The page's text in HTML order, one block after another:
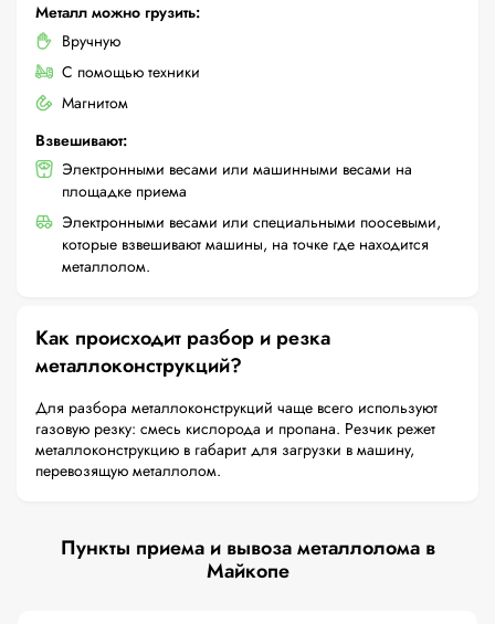
Металл можно грузить:
Вручную
С помощью техники
Магнитом
Взвешивают:
Электронными весами или машинными весами на
площадке приема
Электронными весами или специальными поосевыми,
которые взвешивают машины, на точке где находится
металлолом.
Как происходит разбор и резка
металлоконструкций?
Для разбора металлоконструкций чаще всего используют
газовую резку: смесь кислорода и пропана. Резчик режет
металлоконструкцию в габарит для загрузки в машину,
перевозящую металлолом.
Пункты приема и вывоза металлолома в
Майкопе